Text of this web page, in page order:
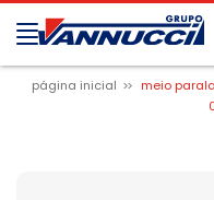
página inicial
meio